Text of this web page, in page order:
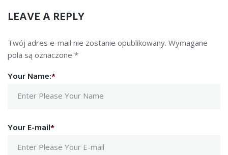
LEAVE A REPLY
Twój adres e-mail nie zostanie opublikowany. Wymagane
pola są oznaczone *
Your Name:*
Your E-mail*